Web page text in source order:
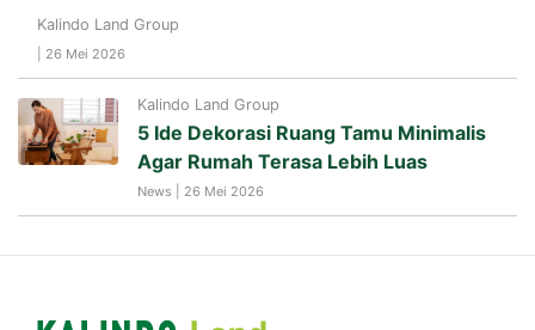
Kalindo Land Group
| 26 Mei 2026
Kalindo Land Group
5 Ide Dekorasi Ruang Tamu Minimalis
Agar Rumah Terasa Lebih Luas
News | 26 Mei 2026